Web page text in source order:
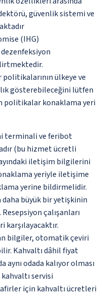
güvenlik sistemi ve
(IHG)
ülkeye ve
gösterebileceğini lütfen
politikalar konaklama yeri
terminali ve feribot
(bu hizmet ücretli
iletişim bilgilerini
yeriyle iletişime
yerine bildirmelidir.
daha büyük bir yetişkinin
çalışanları
karşılayacaktır.
bilgiler, otomatik çeviri
Kahvaltı dâhil fiyat
aynı odada kalıyor olması
servisi
için kahvaltı ücretleri